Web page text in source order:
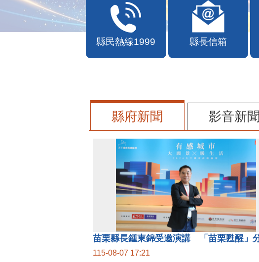
縣民熱線1999 縣長信箱
縣府新聞 影音新聞
115-08-07 17:21